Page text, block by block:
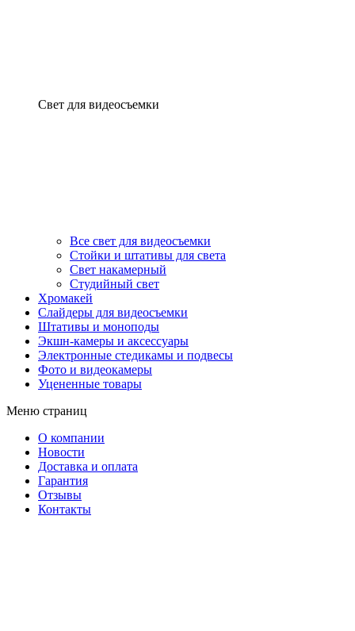
Свет для видеосъемки
Все свет для видеосъемки
Стойки и штативы для света
Свет накамерный
Студийный свет
Хромакей
Слайдеры для видеосъемки
Штативы и моноподы
Экшн-камеры и аксессуары
Электронные стедикамы и подвесы
Фото и видеокамеры
Уцененные товары
Меню страниц
О компании
Новости
Доставка и оплата
Гарантия
Отзывы
Контакты